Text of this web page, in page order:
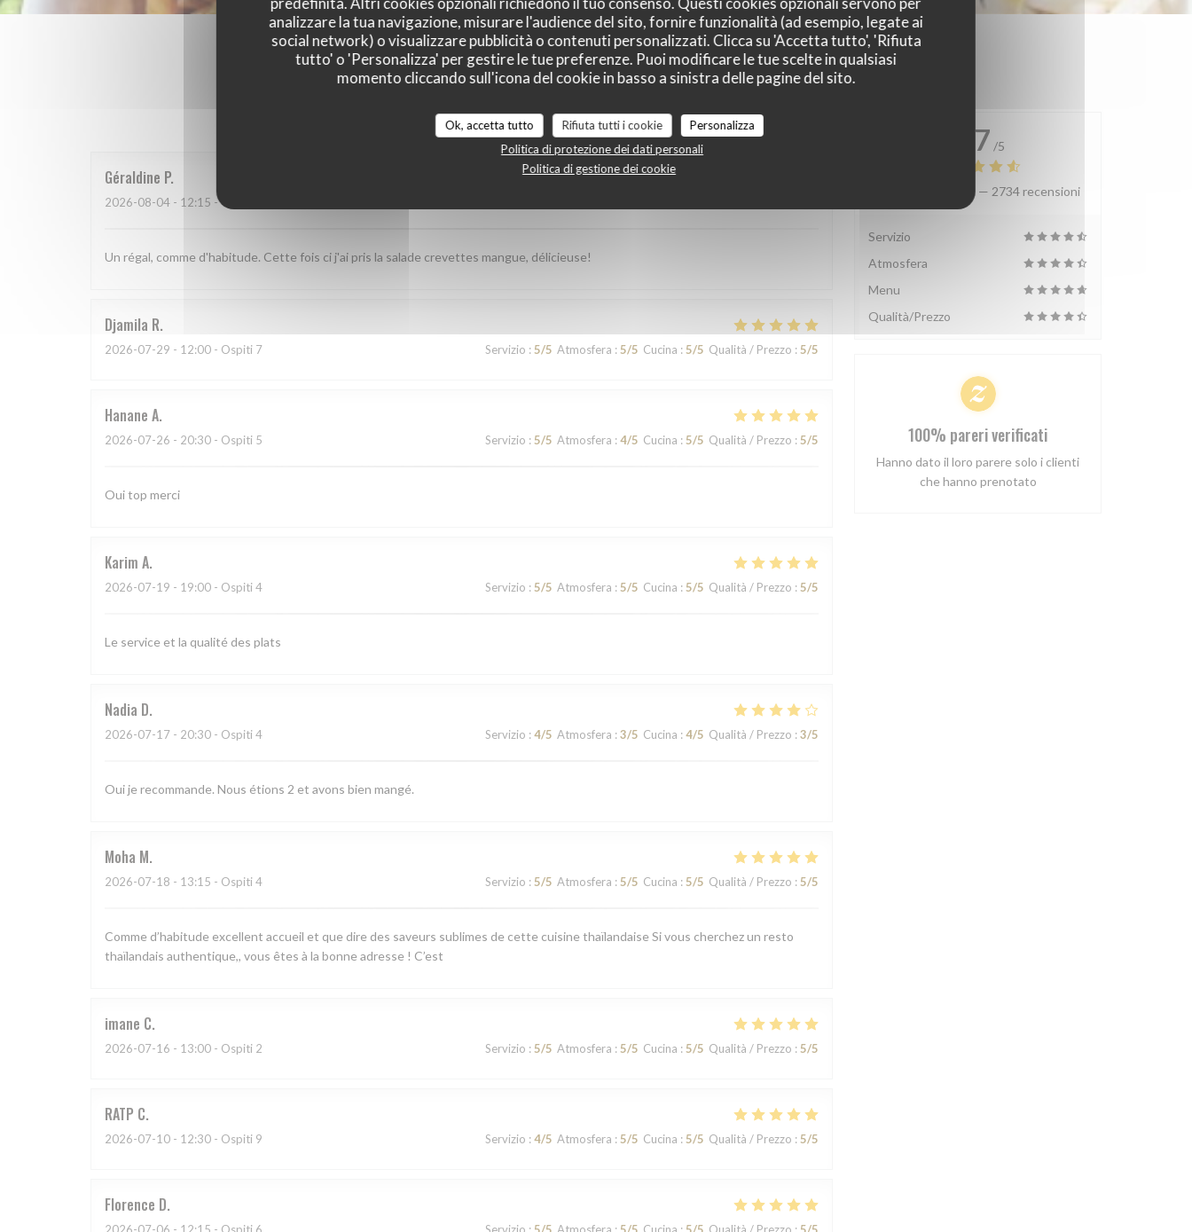
analizzare la tua navigazione, misurare l'audience del sito, fornire funzionalità (ad esempio, legate ai
social network) o visualizzare pubblicità o contenuti personalizzati. Clicca su 'Accetta tutto', 'Rifiuta
tutto' o 'Personalizza' per gestire le tue preferenze. Puoi modificare le tue scelte in qualsiasi
momento cliccando sull'icona del cookie in basso a sinistra delle pagine del sito.
Ok, accetta tutto Rifiuta tutti i cookie
Personalizza
Politica di protezione dei dati personali
Politica di gestione dei cookie
I pareri dei nostri clienti
Géraldine P
2026-08-04 - 12:15 - Ospiti 2
Un régal, comme d'habitude. Cette fois ci j'ai pris la salade crevettes mangue, délicieuse!
Djamila R
2026-07-29 - 12:00 - Ospiti 7 Servizio : 5/5 Atmosfera : 5/5 Cucina : 5/5 Qualità / Prezzo : 5/5
Hanane A
2026-07-26 - 20:30 - Ospiti 5 Servizio : 5/5 Atmosfera : 4/5 Cucina : 5/5 Qualità / Prezzo : 5/5
Oui top merci
Karim A
2026-07-19 - 19:00 - Ospiti 4 Servizio : 5/5 Atmosfera : 5/5 Cucina : 5/5 Qualità / Prezzo : 5/5
Le service et la qualité des plats
Nadia D
2026-07-17 - 20:30 - Ospiti 4 Servizio : 4/5 Atmosfera : 3/5 Cucina : 4/5 Qualità / Prezzo : 3/5
Oui je recommande. Nous étions 2 et avons bien mangé.
Moha M
2026-07-18 - 13:15 - Ospiti 4 Servizio : 5/5 Atmosfera : 5/5 Cucina : 5/5 Qualità / Prezzo : 5/5
Comme d’habitude excellent accueil et que dire des saveurs sublimes de cette cuisine thaïlandaise Si vous cherchez un resto
thaïlandais authentique,, vous êtes à la bonne adresse ! C’est
imane C
2026-07-16 - 13:00 - Ospiti 2 Servizio : 5/5 Atmosfera : 5/5 Cucina : 5/5 Qualità / Prezzo : 5/5
RATP C
2026-07-10 - 12:30 - Ospiti 9 Servizio : 4/5 Atmosfera : 5/5 Cucina : 5/5 Qualità / Prezzo : 5/5
Florence D
2026-07-06 - 12:15 - Ospiti 6 Servizio : 5/5 Atmosfera : 5/5 Cucina : 5/5 Qualità / Prezzo : 5/5
4.7 /5
Valutazione media — 2734 recensioni
Servizio
Atmosfera
Menu
Qualità/Prezzo
100% pareri verificati
Hanno dato il loro parere solo i clienti
che hanno prenotato